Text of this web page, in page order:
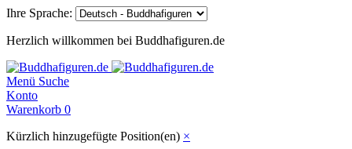
Ihre Sprache:
Herzlich willkommen bei Buddhafiguren.de
Menü Suche
Konto
Warenkorb 0
Kürzlich hinzugefügte Position(en) ×